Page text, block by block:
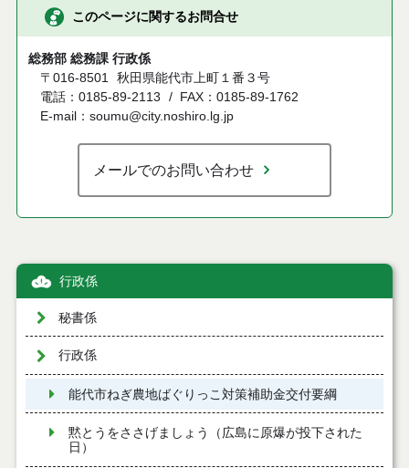
このページに関するお問合せ
総務部 総務課 行政係
〒016-8501
秋田県能代市上町１番３号
電話：0185-89-2113
FAX：0185-89-1762
E-mail：soumu@city.noshiro.lg.jp
メールでのお問い合わせ
行政係
秘書係
行政係
能代市ねぎ農地ばぐりっこ対策補助金交付要綱
黙とうをささげましょう（広島に原爆が投下された
日）